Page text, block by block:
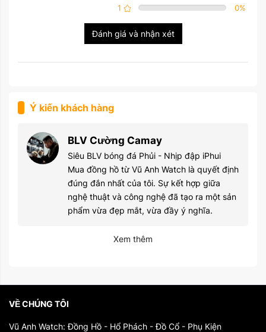
1
0%
Đánh giá và nhận xét
Ý kiến khách hàng
BLV Cường Camay
Siêu BLV bóng đá Phủi - Nhịp đập iPhui
Mua đồng hồ từ Vũ Anh Watch là quyết định
đúng đắn nhất của tôi. Sự kết hợp giữa
nghệ thuật và công nghệ đã tạo ra một sản
phẩm vừa đẹp mắt, vừa đầy ý nghĩa.
Xem thêm
VỀ CHÚNG TÔI
Vũ Anh Watch: Đồng Hồ - Hổ Phách - Đồ Cổ - Phụ Kiện